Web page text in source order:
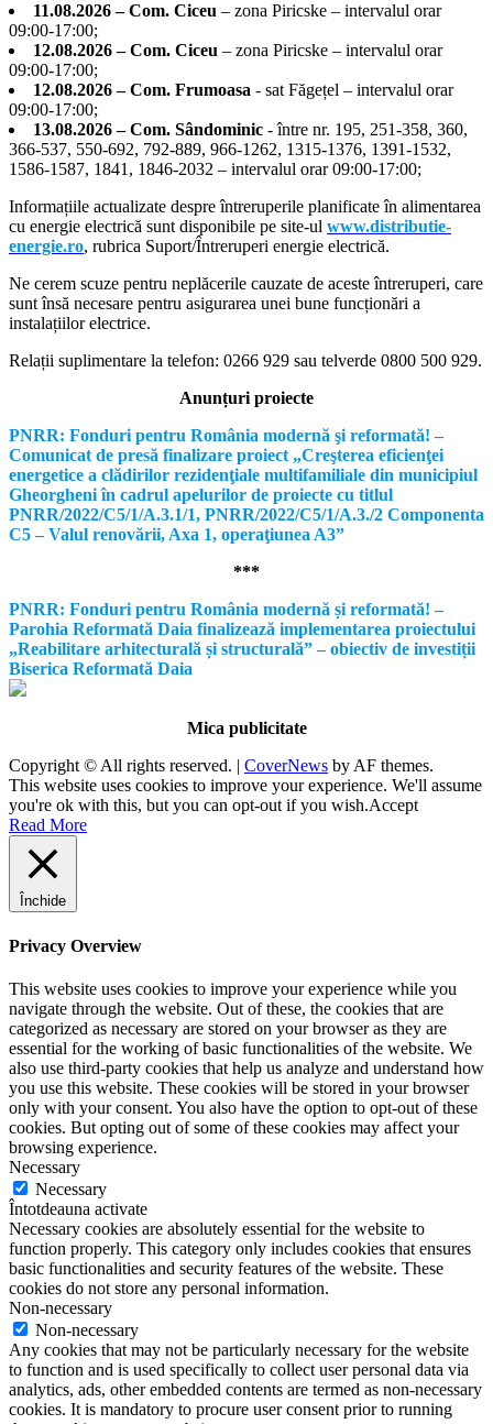
11.08.2026 – Com. Ciceu – zona Piricske – intervalul orar
09:00-17:00;
12.08.2026 – Com. Ciceu – zona Piricske – intervalul orar
09:00-17:00;
12.08.2026 – Com. Frumoasa - sat Făgețel – intervalul orar
09:00-17:00;
13.08.2026 – Com. Sândominic - între nr. 195, 251-358, 360,
366-537, 550-692, 792-889, 966-1262, 1315-1376, 1391-1532,
1586-1587, 1841, 1846-2032 – intervalul orar 09:00-17:00;
Informațiile actualizate despre întreruperile planificate în alimentarea
cu energie electrică sunt disponibile pe site-ul www.distributie-
energie.ro, rubrica Suport/Întreruperi energie electrică.
Ne cerem scuze pentru neplăcerile cauzate de aceste întreruperi, care
sunt însă necesare pentru asigurarea unei bune funcționări a
instalațiilor electrice.
Relații suplimentare la telefon: 0266 929 sau telverde 0800 500 929.
Anunțuri proiecte
PNRR: Fonduri pentru România modernă şi reformată! –
Comunicat de presă finalizare proiect „Creşterea eficienţei
energetice a clădirilor rezidenţiale multifamiliale din municipiul
Gheorgheni în cadrul apelurilor de proiecte cu titlul
PNRR/2022/C5/1/A.3.1/1, PNRR/2022/C5/1/A.3./2 Componenta
C5 – Valul renovării, Axa 1, operaţiunea A3”
***
PNRR: Fonduri pentru România modernă și reformată! –
Parohia Reformată Daia finalizează implementarea proiectului
„Reabilitare arhitecturală și structurală” – obiectiv de investiții
Biserica Reformată Daia
Mica publicitate
Copyright © All rights reserved. | CoverNews by AF themes.
This website uses cookies to improve your experience. We'll assume
you're ok with this, but you can opt-out if you wish.Accept
Read More
Închide
Privacy Overview
This website uses cookies to improve your experience while you
navigate through the website. Out of these, the cookies that are
categorized as necessary are stored on your browser as they are
essential for the working of basic functionalities of the website. We
also use third-party cookies that help us analyze and understand how
you use this website. These cookies will be stored in your browser
only with your consent. You also have the option to opt-out of these
cookies. But opting out of some of these cookies may affect your
browsing experience.
Necessary
Necessary
Întotdeauna activate
Necessary cookies are absolutely essential for the website to
function properly. This category only includes cookies that ensures
basic functionalities and security features of the website. These
cookies do not store any personal information.
Non-necessary
Non-necessary
Any cookies that may not be particularly necessary for the website
to function and is used specifically to collect user personal data via
analytics, ads, other embedded contents are termed as non-necessary
cookies. It is mandatory to procure user consent prior to running